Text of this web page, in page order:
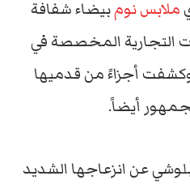
ملابس نومبيضاء شفافة
التجارية المخصصة في
وكشفت أجزاءً من قدميها
أيضاً.
عن انزعاجها الشديد